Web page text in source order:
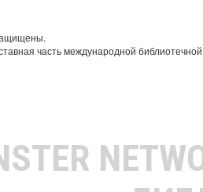
часть международной